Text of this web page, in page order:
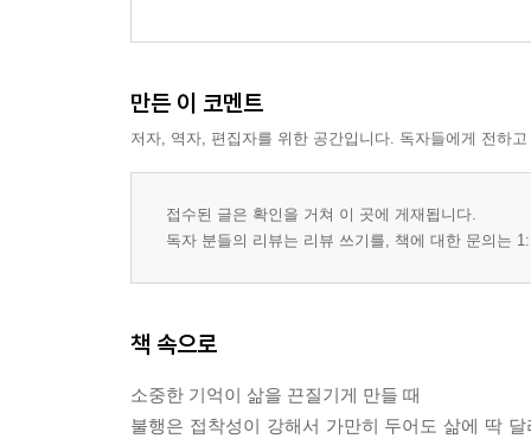
만든 이 코멘트
저자, 역자, 편집자를 위한 공간입니다. 독자들에게 전하
접수된 글은 확인을 거쳐 이 곳에 게재됩니다.
독자 분들의 리뷰는 리뷰 쓰기를, 책에 대한 문의는
책 속으로
소중한 기억이 삶을 끈질기게 만들 때
불행은 접착성이 강해서 가만히 두어도 삶에 딱